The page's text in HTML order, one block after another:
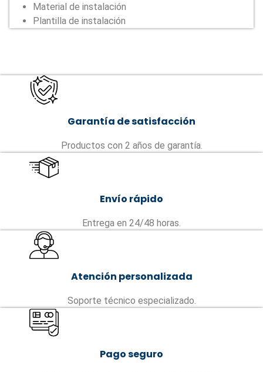
Material de instalación
Plantilla de instalación
Garantía de satisfacción
Productos con 2 años de garantía.
Envío rápido
Entrega en 24/48 horas.
Atención personalizada
Soporte técnico especializado.
Pago seguro